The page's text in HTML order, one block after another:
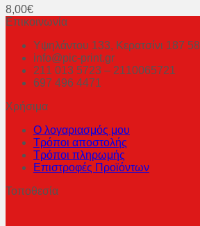
8,00€
Επικοινωνία
Υψηλάντου 133, Κερατσίνι 187 58
info@pic-print.gr
211 013 5723 – 2110065721
697 496 4471
Χρήσιμα
Ο λογαριασμός μου
Τρόποι αποστολής
Τρόποι πληρωμής
Επιστροφές Προϊόντων
Τοποθεσία